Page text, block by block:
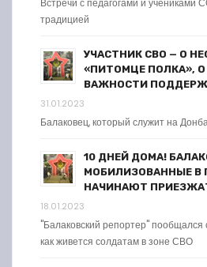
Встречи с педагогами и учениками
традицией
УЧАСТНИК СВО — О
«ПИТОМЦЕ ПОЛКА»,
ВАЖНОСТИ
31.01.2023
Балаковец, который служит на
10 ДНЕЙ ДОМА!
МОБИЛИЗОВАННЫЕ В
НАЧИНАЮТ
18.01.2023
"Балаковский репортер" пообщался
как живется солдатам в зоне СВО